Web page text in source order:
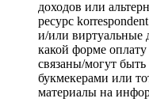
доходов или
ресурс
и/или виртуальные
какой форме
связаны/могут
букмекерами или
материалы на